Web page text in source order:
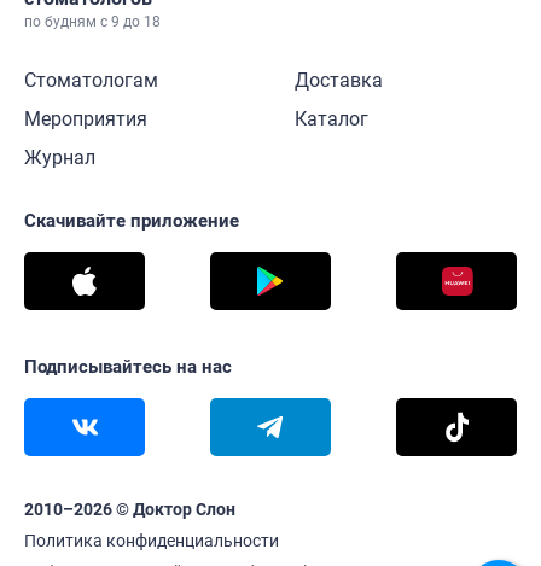
по будням с 9 до 18
Стоматологам
Мероприятия
Журнал
Доставка
Каталог
Скачивайте приложение
Подписывайтесь на нас
2010–2026 © Доктор Слон
Политика конфиденциальности